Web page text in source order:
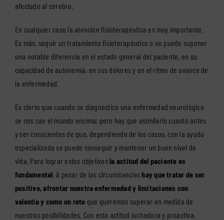
afectado al cerebro.
En cualquier caso la atención fisioterapéutica es muy importante.
Es más, seguir un tratamiento fisioterapéutico o no puede suponer
una notable diferencia en el estado general del paciente, en su
capacidad de autonomía, en sus dolores y en el ritmo de avance de
la enfermedad.
Es cierto que cuando se diagnostica una enfermedad neurológica
se nos cae el mundo encima; pero hay que asimilarlo cuanto antes
y ser conscientes de que, dependiendo de los casos, con la ayuda
especializada se puede conseguir y mantener un buen nivel de
vida. Para lograr estos objetivosla actitud del paciente es
fundamental . A pesar de las circunstanciashay que tratar de ser
positivo, afrontar nuestra enfermedad y limitaciones con
valentía y como un reto que queremos superar en medida de
nuestras posibilidades. Con esta actitud luchadora y proactiva,